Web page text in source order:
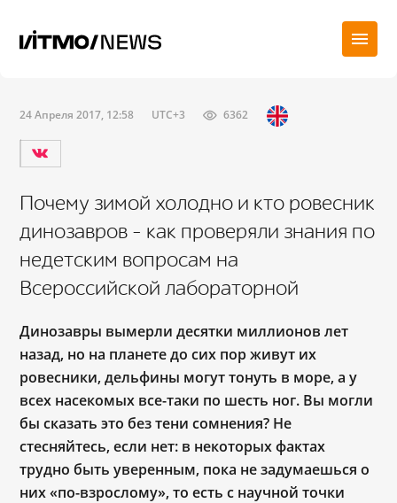
24 Апреля 2017, 12:58 UTC+3 6362
Почему зимой холодно и кто ровесник
динозавров – как проверяли знания по
недетским вопросам на
Всероссийской лабораторной
Динозавры вымерли десятки миллионов лет
назад, но на планете до сих пор живут их
ровесники, дельфины могут тонуть в море, а у
всех насекомых все-таки по шесть ног. Вы могли
бы сказать это без тени сомнения? Не
стесняйтесь, если нет: в некоторых фактах
трудно быть уверенным, пока не задумаешься о
них «по-взрослому», то есть с научной точки